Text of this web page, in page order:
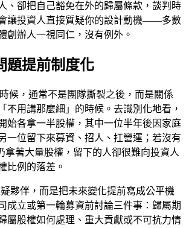
、卻把自己豁免在外的歸屬條款，談判時
讓投資人直接質疑你的設計動機——多數
創辦人一視同仁，沒有例外。
題提前制度化
候，通常不是團隊撕裂之後，而是關係
不用講那麼細」的時候。去識別化地看，
始各拿一半股權，其中一位半年後因家庭
一位留下來募資、招人、扛營運；若沒有
拿著大量股權，留下的人卻很難向投資人
比例的落差。
疑夥伴，而是把未來變化提前寫成公平機
成立或第一輪募資前討論三件事：歸屬期
屬股權如何處理、重大貢獻或不可抗力情